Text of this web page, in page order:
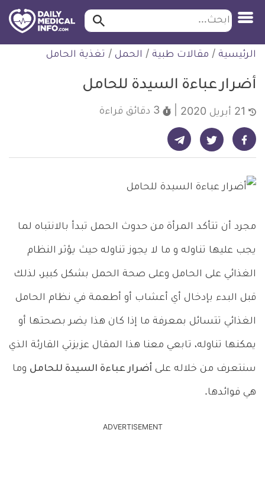
التخطي
للمحتوى
طبية
ابحث ابحث…
الرئيسية / مقالات طبية / الحمل / تغذية الحامل
أضرار عباءة السيدة للحامل
3 دقائق قراءة
شارك على فيسبوك - ديلي ميديكال انفو شارك على تويتر - ديلي ميديكال انفو شارك على تيليجرام - ديلي ميديكال انفو
مجرد أن تتأكد المرأة من حدوث الحمل تبدأ بالانتباه لما
يجب عليها تناوله و ما لا يجوز تناوله حيث يؤثر النظام
الغذائي على الحامل وعلى صحة الحمل بشكل كبير، لذلك
قبل البدء بإدخال أي أعشاب أو أطعمة في نظام الحامل
الغذائي تتسائل بمعرفة ما إذا كان هذا يضر بصحتها أو
يمكنها تناوله، تابعي معنا هذا المقال عزيزتي القارئة الذي
سنتعرف من خلاله على أضرار عباءة السيدة للحامل وما
هي فوائدها.
ADVERTISEMENT